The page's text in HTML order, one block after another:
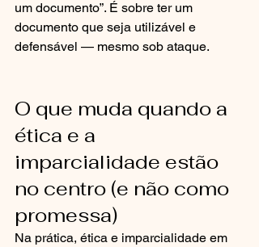
um documento”. É sobre ter um
documento que seja utilizável e
defensável — mesmo sob ataque.
O que muda quando a
ética e a
imparcialidade estão
no centro (e não como
promessa)
Na prática, ética e imparcialidade em